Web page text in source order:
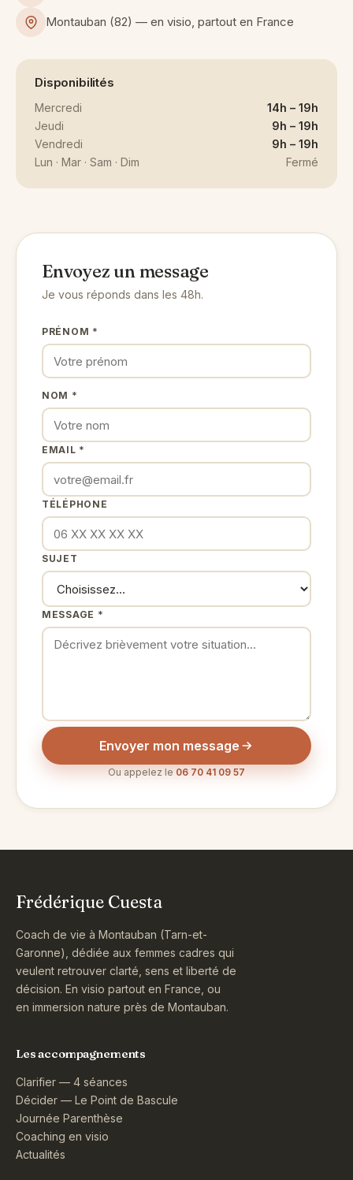
Montauban (82) — en visio, partout en France
Disponibilités
Mercredi
14h – 19h
Jeudi
9h – 19h
Vendredi
9h – 19h
Lun · Mar · Sam · Dim
Fermé
Envoyez un message
Je vous réponds dans les 48h.
PRÉNOM *
NOM *
EMAIL *
TÉLÉPHONE
SUJET
MESSAGE *
Envoyer mon message
Ou appelez le 06 70 41 09 57
Frédérique Cuesta
Coach de vie à Montauban (Tarn-et-
Garonne), dédiée aux femmes cadres qui
veulent retrouver clarté, sens et liberté de
décision. En visio partout en France, ou
en immersion nature près de Montauban.
Les accompagnements
Clarifier — 4 séances
Décider — Le Point de Bascule
Journée Parenthèse
Coaching en visio
Actualités